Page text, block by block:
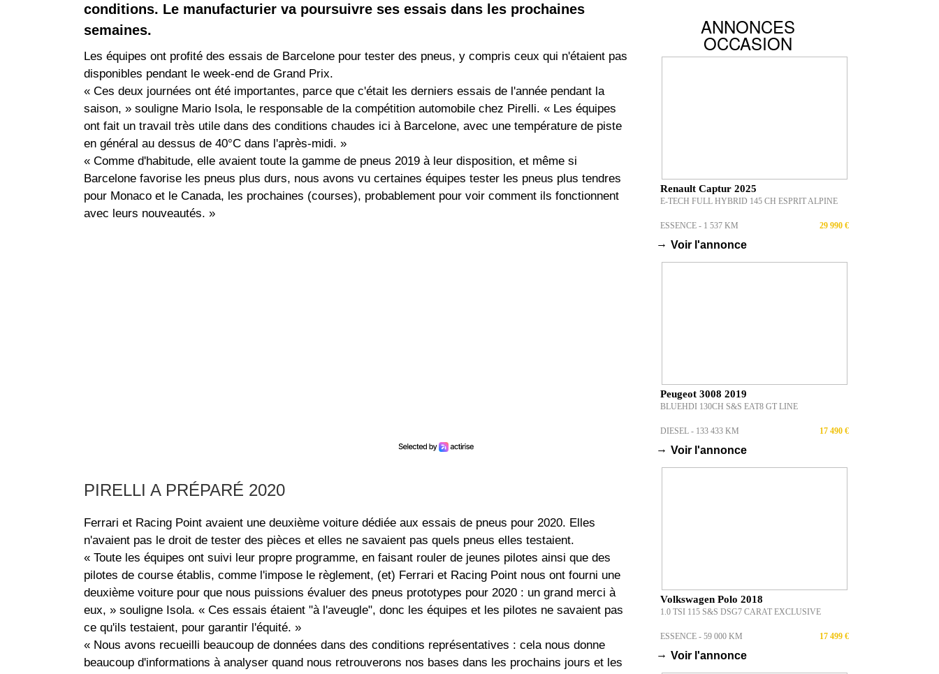
conditions. Le manufacturier va poursuivre ses essais dans les prochaines
semaines.
Les équipes ont profité des essais de Barcelone pour tester des pneus, y compris ceux qui n'étaient pas
disponibles pendant le week-end de Grand Prix.
« Ces deux journées ont été importantes, parce que c'était les derniers essais de l'année pendant la
saison, » souligne Mario Isola, le responsable de la compétition automobile chez Pirelli. « Les équipes
ont fait un travail très utile dans des conditions chaudes ici à Barcelone, avec une température de piste
en général au dessus de 40°C dans l'après-midi. »
« Comme d'habitude, elle avaient toute la gamme de pneus 2019 à leur disposition, et même si
Barcelone favorise les pneus plus durs, nous avons vu certaines équipes tester les pneus plus tendres
pour Monaco et le Canada, les prochaines (courses), probablement pour voir comment ils fonctionnent
avec leurs nouveautés. »
PIRELLI A PRÉPARÉ 2020
Ferrari et Racing Point avaient une deuxième voiture dédiée aux essais de pneus pour 2020. Elles
n'avaient pas le droit de tester des pièces et elles ne savaient pas quels pneus elles testaient.
« Toute les équipes ont suivi leur propre programme, en faisant rouler de jeunes pilotes ainsi que des
pilotes de course établis, comme l'impose le règlement, (et) Ferrari et Racing Point nous ont fourni une
deuxième voiture pour que nous puissions évaluer des pneus prototypes pour 2020 : un grand merci à
eux, » souligne Isola. « Ces essais étaient "à l'aveugle", donc les équipes et les pilotes ne savaient pas
ce qu'ils testaient, pour garantir l'équité. »
« Nous avons recueilli beaucoup de données dans des conditions représentatives : cela nous donne
beaucoup d'informations à analyser quand nous retrouverons nos bases dans les prochains jours et les
ANNONCES
OCCASION
Renault Captur 2025
E-TECH FULL HYBRID 145 CH ESPRIT ALPINE
ESSENCE - 1 537 KM 29 990 €
→ Voir l'annonce
Peugeot 3008 2019
BLUEHDI 130CH S&S EAT8 GT LINE
DIESEL - 133 433 KM 17 490 €
→ Voir l'annonce
Volkswagen Polo 2018
1.0 TSI 115 S&S DSG7 CARAT EXCLUSIVE
ESSENCE - 59 000 KM 17 499 €
→ Voir l'annonce